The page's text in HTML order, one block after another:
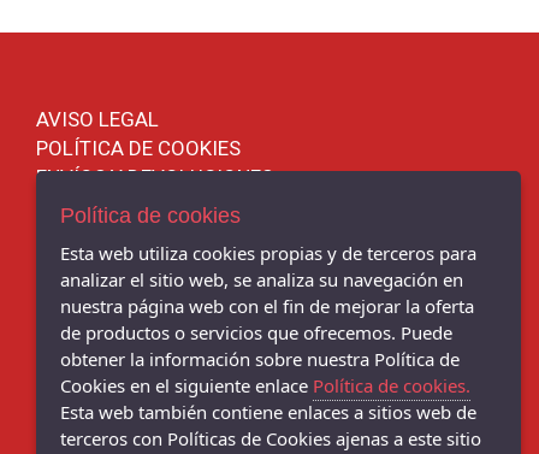
AVISO LEGAL
POLÍTICA DE COOKIES
ENVÍOS Y DEVOLUCIONES
POLÍTICA DE PRIVACIDAD
Chema Sport - C/ BENITO CORBAL, 14, PONTEVEDRA - 36001
(Pontevedra)
986 103 397
Chema Sneakers - C/ DANIEL DE LA SOTA, 9, - 36001 (Pontevedra)
986 102 081
Política de cookies
Esta web utiliza cookies propias y de terceros para
analizar el sitio web, se analiza su navegación en
nuestra página web con el fin de mejorar la oferta
de productos o servicios que ofrecemos. Puede
obtener la información sobre nuestra Política de
Cookies en el siguiente enlace Política de cookies.
Esta web también contiene enlaces a sitios web de
terceros con Políticas de Cookies ajenas a este sitio